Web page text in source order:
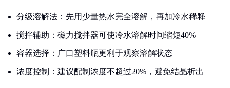
分级溶解法：先用少量热水完全溶解，再加冷水稀释
搅拌辅助：磁力搅拌器可使冷水溶解时间缩短40%
容器选择：广口塑料瓶更利于观察溶解状态
浓度控制：建议配制浓度不超过20%，避免结晶析出